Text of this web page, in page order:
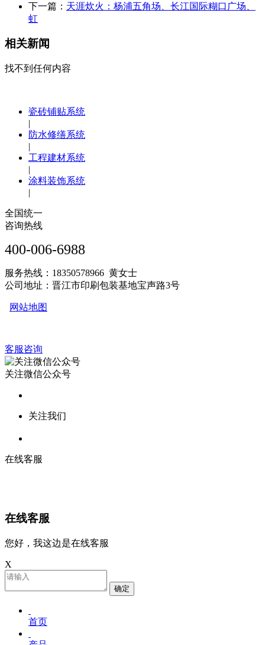
下一篇： 天涯炊火：杨浦五角场、长江国际糊口广场、
虹
相关新闻
找不到任何内容
瓷砖铺贴系统
|
防水修缮系统
|
工程建材系统
|
涂料装饰系统
|
全国统一
咨询热线
400-006-6988
服务热线：18350578966 黄女士
公司地址：晋江市印刷包装基地宝声路3号
网站地图
客服咨询
关注微信公众号
关注我们
在线客服
在线客服
您好，我这边是在线客服
X
确定
首页